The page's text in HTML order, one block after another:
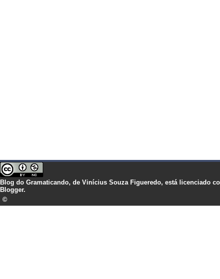
Blog do Gramaticando, de Vinícius Souza Figueredo, está licenciado
Blogger.
©